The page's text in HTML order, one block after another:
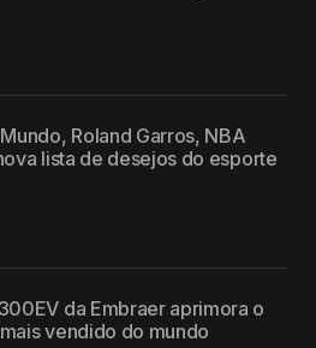
Roland Garros, NBA
lista de desejos do esporte
da Embraer aprimora o
vendido do mundo